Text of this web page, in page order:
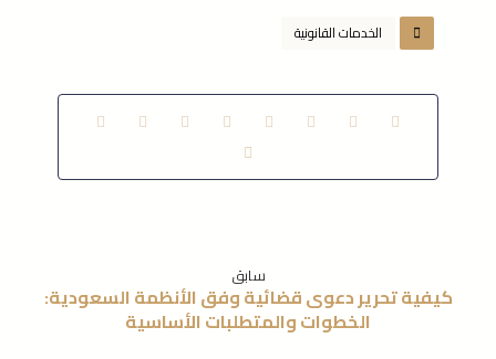
الخدمات القانونية
سابق
كيفية تحرير دعوى قضائية وفق الأنظمة السعودية:
الخطوات والمتطلبات الأساسية